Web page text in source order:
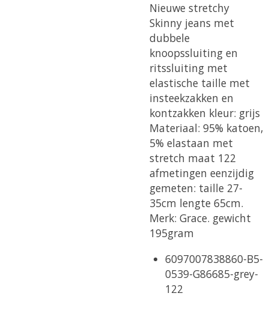
Nieuwe stretchy
Skinny jeans met
dubbele
knoopssluiting en
ritssluiting met
elastische taille met
insteekzakken en
kontzakken kleur: grijs
Materiaal: 95% katoen,
5% elastaan met
stretch maat 122
afmetingen eenzijdig
gemeten: taille 27-
35cm lengte 65cm.
Merk: Grace. gewicht
195gram
6097007838860-B5-
0539-G86685-grey-
122